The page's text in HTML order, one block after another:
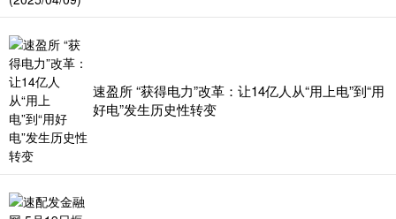
速盈所 “获得电力”改革：让14亿人从“用上电”到“用
好电”发生历史性转变